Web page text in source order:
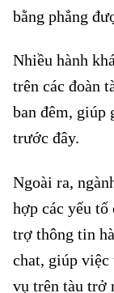
bằng phẳng
Nhiều hành
trên các đoàn
ban đêm, giúp
trước đây.
Ngoài ra,
hợp các yếu tố
trợ thông tin
chat, giúp
vụ trên tàu trở